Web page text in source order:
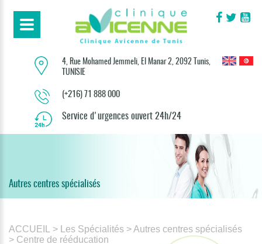
4, Rue Mohamed Jemmeli, El Manar 2, 2092 Tunis,
TUNISIE
(+216) 71 888 000
Service d'urgences ouvert 24h/24
Autres centres spécialisés
ACCUEIL > Les Spécialités > Autres centres spécialisés
> Centre de rééducation